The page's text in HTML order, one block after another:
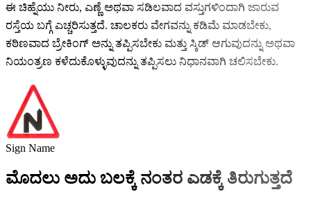
ಈ ಚಿಹ್ನೆಯು ನೀರು, ಎಣ್ಣೆ ಅಥವಾ ಸಡಿಲವಾದ ವಸ್ತುಗಳಿಂದಾಗಿ ಜಾರುವ
ರಸ್ತೆಯ ಬಗ್ಗೆ ಎಚ್ಚರಿಸುತ್ತದೆ. ಚಾಲಕರು ವೇಗವನ್ನು ಕಡಿಮೆ ಮಾಡಬೇಕು,
ಕಠಿಣವಾದ ಬ್ರೇಕಿಂಗ್ ಅನ್ನು ತಪ್ಪಿಸಬೇಕು ಮತ್ತು ಸ್ಕಿಡ್ ಆಗುವುದನ್ನು ಅಥವಾ
ನಿಯಂತ್ರಣ ಕಳೆದುಕೊಳ್ಳುವುದನ್ನು ತಪ್ಪಿಸಲು ನಿಧಾನವಾಗಿ ಚಲಿಸಬೇಕು.
Sign Name
ಮೊದಲು ಅದು ಬಲಕ್ಕೆ ನಂತರ ಎಡಕ್ಕೆ ತಿರುಗುತ್ತದೆ